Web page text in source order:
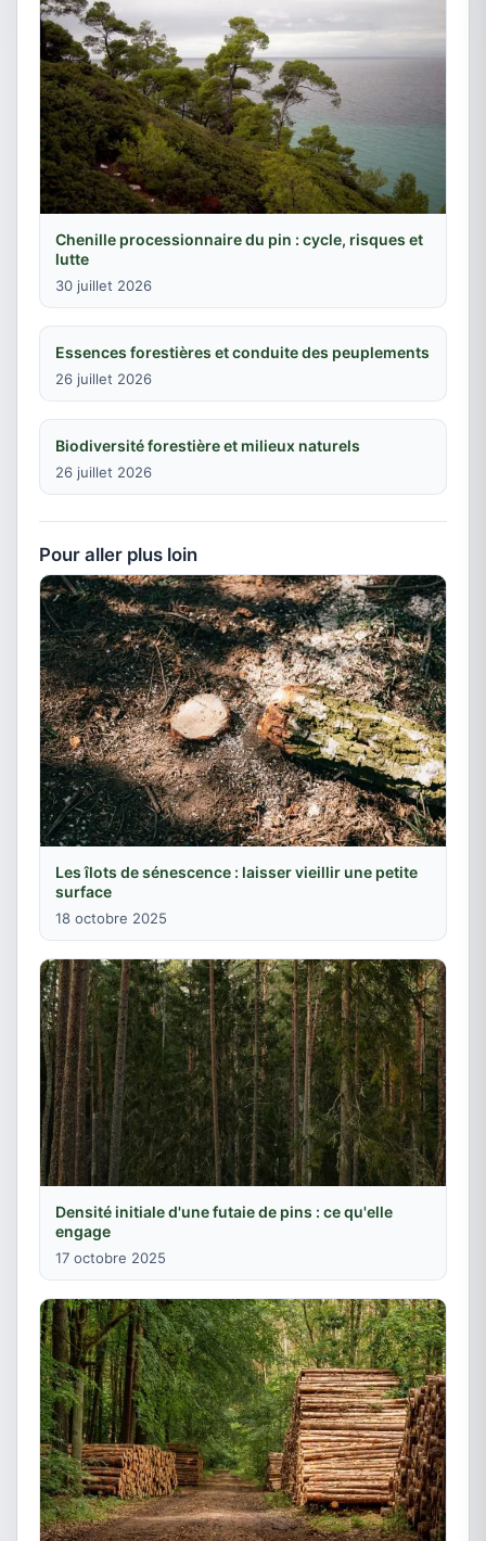
Chenille processionnaire du pin : cycle, risques et
lutte
30 juillet 2026
Essences forestières et conduite des peuplements
26 juillet 2026
Biodiversité forestière et milieux naturels
26 juillet 2026
Pour aller plus loin
Les îlots de sénescence : laisser vieillir une petite
surface
18 octobre 2025
Densité initiale d'une futaie de pins : ce qu'elle
engage
17 octobre 2025